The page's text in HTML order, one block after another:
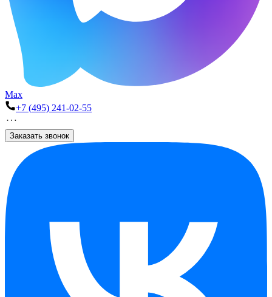
Max
+7 (495) 241-02-55
Заказать звонок